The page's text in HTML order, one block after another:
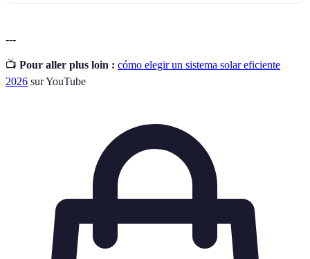
---
📺 Pour aller plus loin : cómo elegir un sistema solar eficiente
2026 sur YouTube